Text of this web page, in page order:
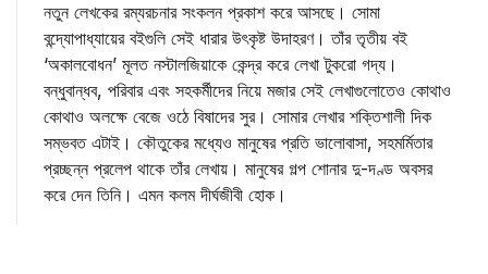
নতুন লেখকের রম্যরচনার সংকলন প্রকাশ করে আসছে। সোমা
বন্দ্যোপাধ্যায়ের বইগুলি সেই ধারার উৎকৃষ্ট উদাহরণ। তাঁর তৃতীয় বই
‘অকালবোধন’ মূলত নস্টালজিয়াকে কেন্দ্র করে লেখা টুকরো গদ্য।
বন্ধুবান্ধব, পরিবার এবং সহকর্মীদের নিয়ে মজার সেই লেখাগুলোতেও কোথাও
কোথাও অলক্ষে বেজে ওঠে বিষাদের সুর। সোমার লেখার শক্তিশালী দিক
সম্ভবত এটাই। কৌতুকের মধ্যেও মানুষের প্রতি ভালোবাসা, সহমর্মিতার
প্রচ্ছন্ন প্রলেপ থাকে তাঁর লেখায়। মানুষের গল্প শোনার দু-দণ্ড অবসর
করে দেন তিনি। এমন কলম দীর্ঘজীবী হোক।